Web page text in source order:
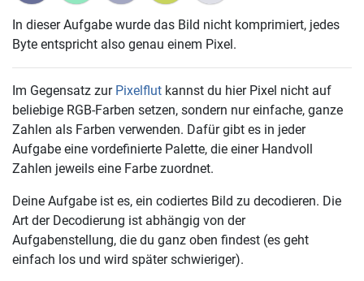
In dieser Aufgabe wurde das Bild nicht komprimiert, jedes
Byte entspricht also genau einem Pixel.
Im Gegensatz zur Pixelflut kannst du hier Pixel nicht auf
beliebige RGB-Farben setzen, sondern nur einfache, ganze
Zahlen als Farben verwenden. Dafür gibt es in jeder
Aufgabe eine vordefinierte Palette, die einer Handvoll
Zahlen jeweils eine Farbe zuordnet.
Deine Aufgabe ist es, ein codiertes Bild zu decodieren. Die
Art der Decodierung ist abhängig von der
Aufgabenstellung, die du ganz oben findest (es geht
einfach los und wird später schwieriger).